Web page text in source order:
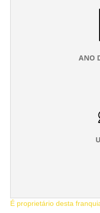
ANO
É proprietário desta